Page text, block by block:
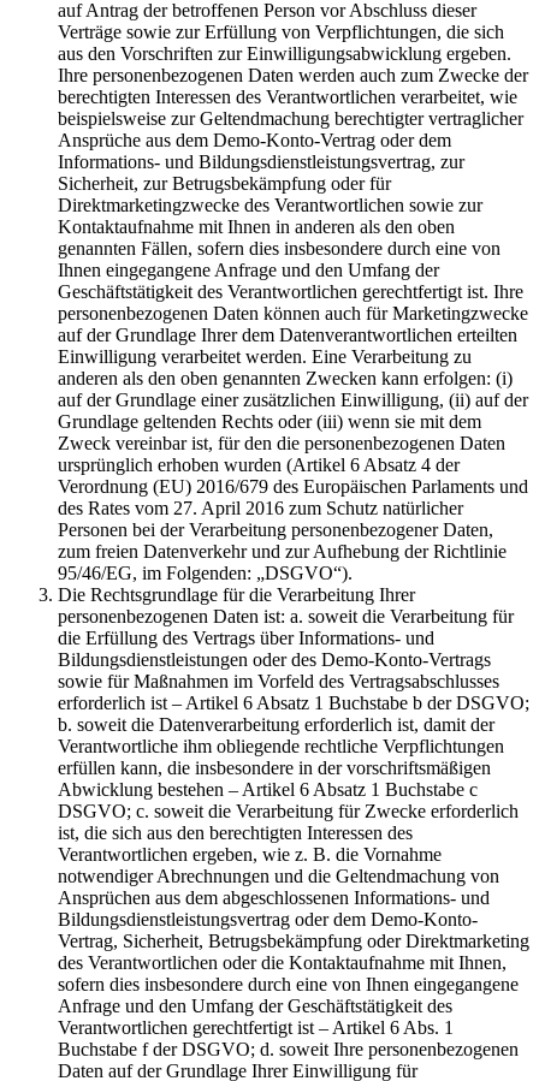
auf Antrag der betroffenen Person vor Abschluss dieser
Verträge sowie zur Erfüllung von Verpflichtungen, die sich
aus den Vorschriften zur Einwilligungsabwicklung ergeben.
Ihre personenbezogenen Daten werden auch zum Zwecke der
berechtigten Interessen des Verantwortlichen verarbeitet, wie
beispielsweise zur Geltendmachung berechtigter vertraglicher
Ansprüche aus dem Demo-Konto-Vertrag oder dem
Informations- und Bildungsdienstleistungsvertrag, zur
Sicherheit, zur Betrugsbekämpfung oder für
Direktmarketingzwecke des Verantwortlichen sowie zur
Kontaktaufnahme mit Ihnen in anderen als den oben
genannten Fällen, sofern dies insbesondere durch eine von
Ihnen eingegangene Anfrage und den Umfang der
Geschäftstätigkeit des Verantwortlichen gerechtfertigt ist. Ihre
personenbezogenen Daten können auch für Marketingzwecke
auf der Grundlage Ihrer dem Datenverantwortlichen erteilten
Einwilligung verarbeitet werden. Eine Verarbeitung zu
anderen als den oben genannten Zwecken kann erfolgen: (i)
auf der Grundlage einer zusätzlichen Einwilligung, (ii) auf der
Grundlage geltenden Rechts oder (iii) wenn sie mit dem
Zweck vereinbar ist, für den die personenbezogenen Daten
ursprünglich erhoben wurden (Artikel 6 Absatz 4 der
Verordnung (EU) 2016/679 des Europäischen Parlaments und
des Rates vom 27. April 2016 zum Schutz natürlicher
Personen bei der Verarbeitung personenbezogener Daten,
zum freien Datenverkehr und zur Aufhebung der Richtlinie
95/46/EG, im Folgenden: „DSGVO“).
Die Rechtsgrundlage für die Verarbeitung Ihrer
personenbezogenen Daten ist: a. soweit die Verarbeitung für
die Erfüllung des Vertrags über Informations- und
Bildungsdienstleistungen oder des Demo-Konto-Vertrags
sowie für Maßnahmen im Vorfeld des Vertragsabschlusses
erforderlich ist – Artikel 6 Absatz 1 Buchstabe b der DSGVO;
b. soweit die Datenverarbeitung erforderlich ist, damit der
Verantwortliche ihm obliegende rechtliche Verpflichtungen
erfüllen kann, die insbesondere in der vorschriftsmäßigen
Abwicklung bestehen – Artikel 6 Absatz 1 Buchstabe c
DSGVO; c. soweit die Verarbeitung für Zwecke erforderlich
ist, die sich aus den berechtigten Interessen des
Verantwortlichen ergeben, wie z. B. die Vornahme
notwendiger Abrechnungen und die Geltendmachung von
Ansprüchen aus dem abgeschlossenen Informations- und
Bildungsdienstleistungsvertrag oder dem Demo-Konto-
Vertrag, Sicherheit, Betrugsbekämpfung oder Direktmarketing
des Verantwortlichen oder die Kontaktaufnahme mit Ihnen,
sofern dies insbesondere durch eine von Ihnen eingegangene
Anfrage und den Umfang der Geschäftstätigkeit des
Verantwortlichen gerechtfertigt ist – Artikel 6 Abs. 1
Buchstabe f der DSGVO; d. soweit Ihre personenbezogenen
Daten auf der Grundlage Ihrer Einwilligung für